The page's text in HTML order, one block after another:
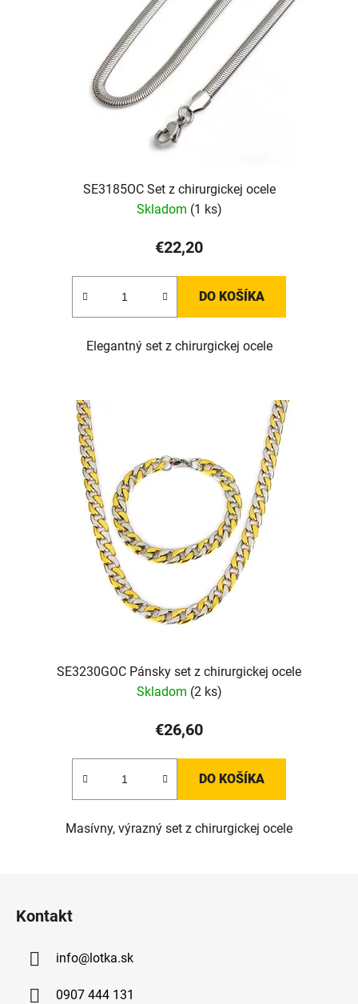
SE3185OC Set z chirurgickej ocele
Skladom (1 ks)
€22,20
DO KOŠÍKA
Elegantný set z chirurgickej ocele
SE3230GOC Pánsky set z chirurgickej ocele
Skladom (2 ks)
€26,60
DO KOŠÍKA
Masívny, výrazný set z chirurgickej ocele
Kontakt
info@lotka.sk
0907 444 131